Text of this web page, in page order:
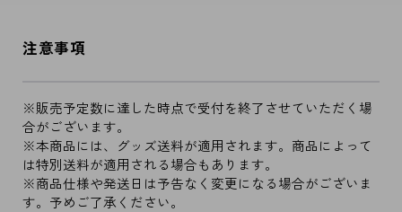
注意事項
※販売予定数に達した時点で受付を終了させていただく場
合がございます。
※本商品には、グッズ送料が適用されます。商品によって
は特別送料が適用される場合もあります。
※商品仕様や発送日は予告なく変更になる場合がございま
す。予めご了承ください。